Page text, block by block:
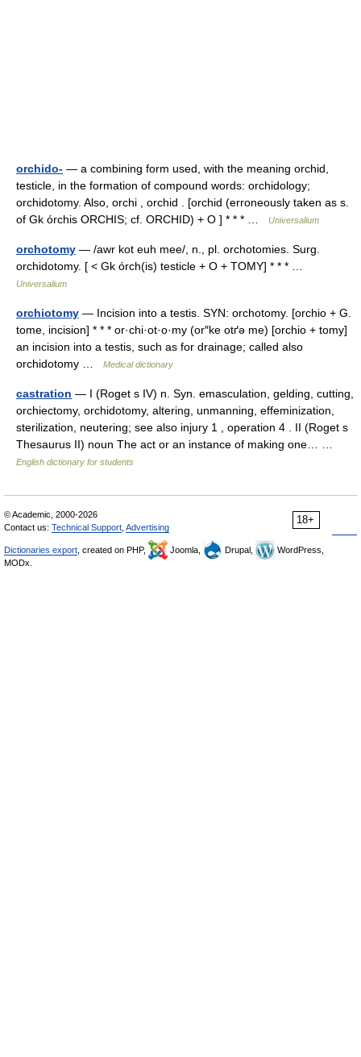
orchido- — a combining form used, with the meaning orchid,
testicle, in the formation of compound words: orchidology;
orchidotomy. Also, orchi , orchid . [orchid (erroneously taken as s.
of Gk órchis ORCHIS; cf. ORCHID) + O ] * * * …
Universalium
orchotomy — /awr kot euh mee/, n., pl. orchotomies. Surg.
orchidotomy. [ < Gk órch(is) testicle + O + TOMY] * * * …
Universalium
orchiotomy — Incision into a testis. SYN: orchotomy. [orchio + G.
tome, incision] * * * or·chi·ot·o·my (or″ke otґə me) [orchio + tomy]
an incision into a testis, such as for drainage; called also
orchidotomy …
Medical dictionary
castration — I (Roget s IV) n. Syn. emasculation, gelding, cutting,
orchiectomy, orchidotomy, altering, unmanning, effeminization,
sterilization, neutering; see also injury 1 , operation 4 . II (Roget s
Thesaurus II) noun The act or an instance of making one… …
English dictionary for students
18+
© Academic, 2000-2026
Contact us: Technical Support Advertising
Dictionaries export , created on PHP, Joomla, Drupal,
WordPress,
MODx.